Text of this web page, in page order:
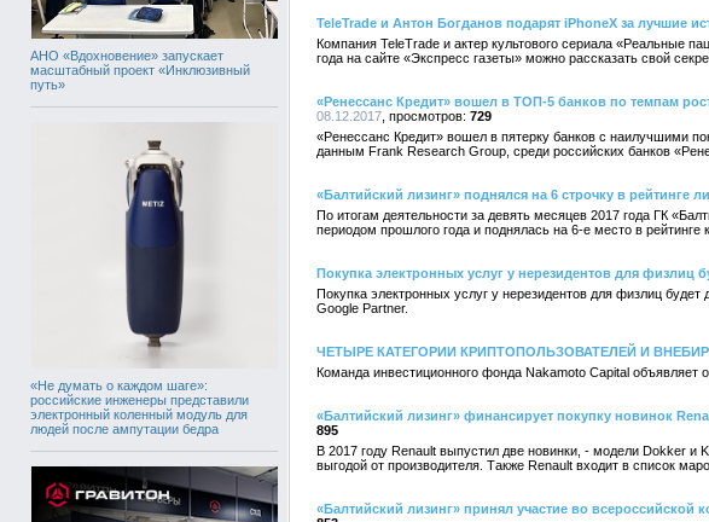
АНО «Вдохновение» запускает
масштабный проект «Инклюзивный
путь»
«Не думать о каждом шаге»:
российские инженеры представили
электронный коленный модуль для
людей после ампутации бедра
TeleTrade и Антон Богданов подарят iPhoneХ за лучшие
Компания TeleTrade и актер культового сериала «Реальные
года на сайте «Экспресс газеты» можно рассказать свой
«Ренессанс Кредит» вошел в ТОП-5 банков по темпам
08.12.2017
729
«Ренессанс Кредит» вошел в пятерку банков с наилучшими
данным Frank Research Group, среди российских банков
«Балтийский лизинг» поднялся на 6 строчку в рейтинге
По итогам деятельности за девять месяцев 2017 года ГК
периодом прошлого года и поднялась на 6-е место в
Покупка электронных услуг у нерезидентов для физлиц
Покупка электронных услуг у нерезидентов для физлиц
Google Partner.
ЧЕТЫРЕ КАТЕГОРИИ КРИПТОПОЛЬЗОВАТЕЛЕЙ И
Команда инвестиционного фонда Nakamoto Capital
«Балтийский лизинг» финансирует покупку новинок
895
В 2017 году Renault выпустил две новинки, - модели Dokker и
выгодой от производителя. Также Renault входит в список
«Балтийский лизинг» принял участие во всероссийской